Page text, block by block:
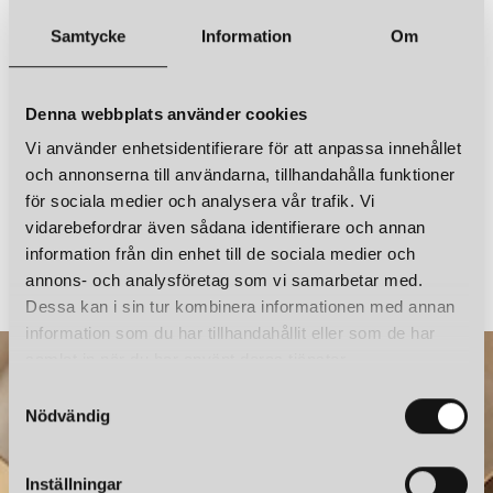
Samtycke Information Om
Denna webbplats använder cookies
Vi använder enhetsidentifierare för att anpassa innehållet
och annonserna till användarna, tillhandahålla funktioner
för sociala medier och analysera vår trafik. Vi
vidarebefordrar även sådana identifierare och annan
information från din enhet till de sociala medier och
annons- och analysföretag som vi samarbetar med.
Dessa kan i sin tur kombinera informationen med annan
information som du har tillhandahållit eller som de har
t
Nödvändig
Inställningar
TYSON SPOTLIGHT GLOBAL 1-FAS SVARTSTRUKTUR
1 049 kr
LÄGG I VARUKORGEN
taklampor, golvlampor, bordslampor, vägglampor och
utomhusbelysning. Deras produkter är kända för sin moderna
energieffektivitet. De använder LED-teknik i många av sina
produkter för att säkerställa långvariga och miljövänliga
belysningslösningar.
SKRÄDDARSYDDA BELYSNINGSLÖSNINGAR
Utöver sin ordinarie produktlinje erbjuder Belid även
skräddarsydda belysning för specifika projekt och installationer.
De arbetar nära arkitekter, designers och entreprenörer för att
skapa ljusdesigner som möter deras kunders behov och
MILJÖVÄNLIGA MATERIAL
produktionsprocesser. De strävar efter att minska sitt
HERSTAL
CUT SVART SPOTLIGHT GLOBAL 1-FAS SVART
699 kr
NORLUX
999 kr